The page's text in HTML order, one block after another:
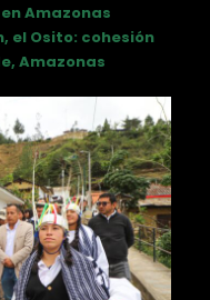
Amazonas
el Osito: cohesión
Amazonas